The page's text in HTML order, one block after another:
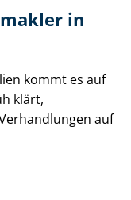
in
kommt es auf
klärt,
auf